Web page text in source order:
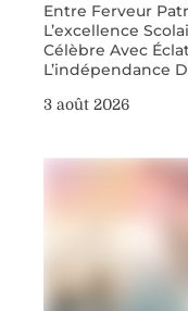
Entre Ferveur
L’excellence
Célèbre Avec
L’indépendance
3 août 2026